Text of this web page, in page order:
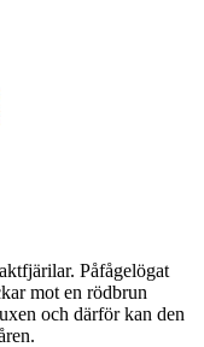
Påfågelögat
mot en rödbrun
och därför kan den